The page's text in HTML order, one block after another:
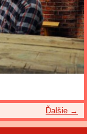
Ďalšie →